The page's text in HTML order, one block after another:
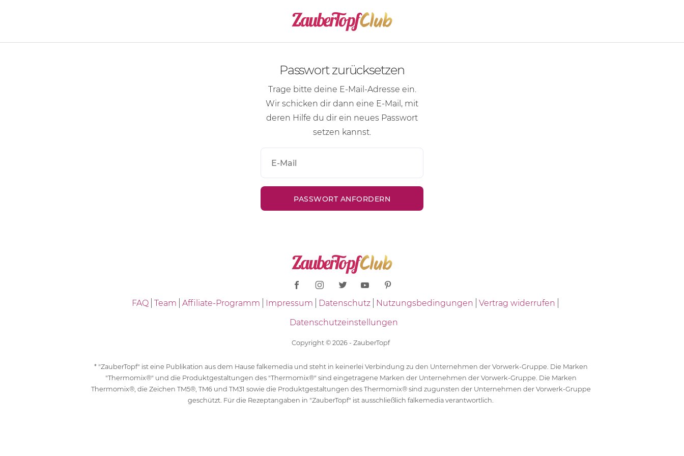
Passwort zurücksetzen
Trage bitte deine E-Mail-Adresse ein.
Wir schicken dir dann eine E-Mail , mit
deren Hilfe du dir ein neues Passwort
setzen kannst.
FAQ Team Affiliate-Programm Impressum Datenschutz Nutzungsbedingungen
Vertrag widerrufen
Datenschutzeinstellungen
Copyright © 2026 - ZauberTopf
* "ZauberTopf" ist eine Publikation aus dem Hause falkemedia und steht in keinerlei Verbindung zu den Unternehmen der Vorwerk-Gruppe. Die Marken
"Thermomix®" und die Produktgestaltungen des "Thermomix®" sind eingetragene Marken der Unternehmen der Vorwerk-Gruppe. Die Marken
Thermomix®, die Zeichen TM5®, TM6 und TM31 sowie die Produktgestaltungen des Thermomix® sind zugunsten der Unternehmen der Vorwerk-Gruppe
geschützt. Für die Rezeptangaben in "ZauberTopf" ist ausschließlich falkemedia verantwortlich.